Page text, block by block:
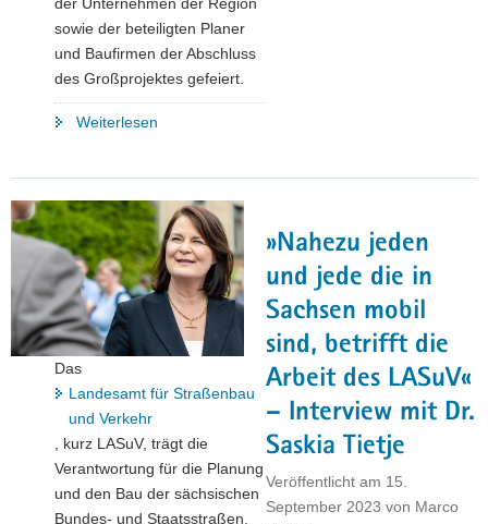
sowie der beteiligten Planer
und Baufirmen der Abschluss
des Großprojektes gefeiert.
Weiterlesen
neuen
Ortsumgehung
für
Leppersdorf"
»Nahezu jeden
und jede die in
Sachsen mobil
sind, betrifft die
Arbeit des LASuV«
– Interview mit Dr.
Saskia Tietje
Veröffentlicht am 15.
September 2023 von Marco
Das
Landesamt für Straßenbau
und Verkehr
, kurz LASuV, trägt die
Verantwortung für die Planung
und den Bau der sächsischen
Bundes- und Staatsstraßen.